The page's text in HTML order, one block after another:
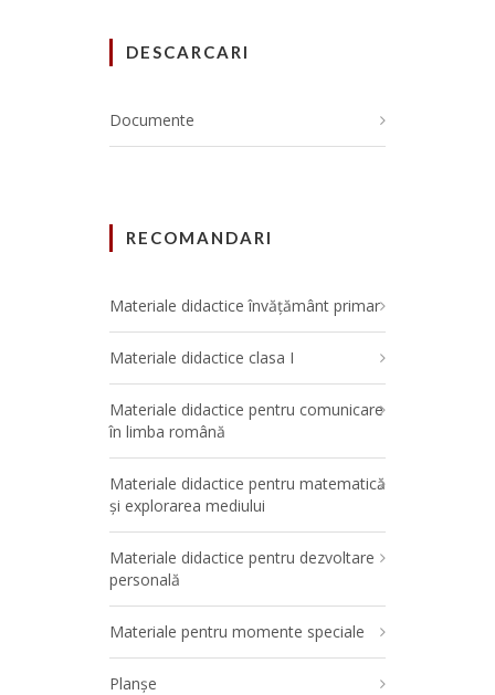
DESCARCARI
Documente
RECOMANDARI
Materiale didactice învățământ primar
Materiale didactice clasa I
Materiale didactice pentru comunicare
în limba română
Materiale didactice pentru matematică
și explorarea mediului
Materiale didactice pentru dezvoltare
personală
Materiale pentru momente speciale
Planșe